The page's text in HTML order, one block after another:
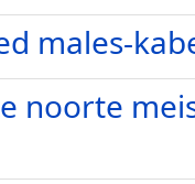
males-
noorte